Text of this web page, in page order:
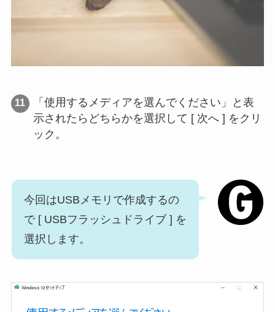
「使用するメディアを選んでください」と表
示されたらどちらかを選択して [ 次へ ] をクリ
ック。
今回はUSBメモリで作成するの
で [ USBフラッシュドライブ ] を
選択します。